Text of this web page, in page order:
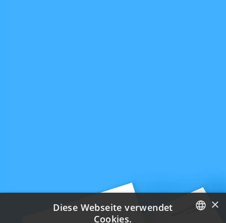
×
Diese Webseite verwendet
Cookies.